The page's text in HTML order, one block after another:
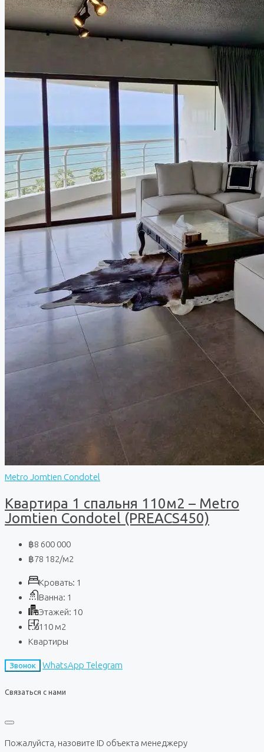
Metro Jomtien Condotel
Квартира 1 спальня 110м2 – Metro
Jomtien Condotel (PREACS450)
฿8 600 000
฿78 182/м2
Кровать: 1
Ванна: 1
Этажей: 10
110 м2
Квартиры
Звонок WhatsApp Telegram
Связаться с нами
Пожалуйста, назовите ID объекта менеджеру